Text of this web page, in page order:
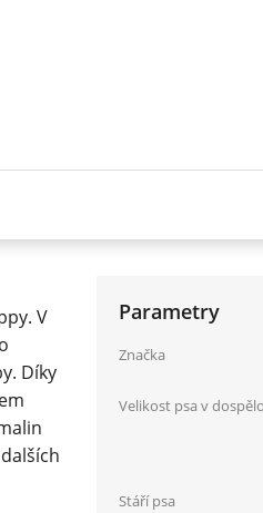
V
Díky
Parametry
Značka
Velikost psa v
Stáří psa